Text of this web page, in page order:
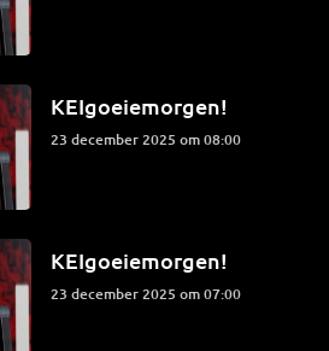
KEIgoeiemorgen!
23 december 2025 om 08:00
KEIgoeiemorgen!
23 december 2025 om 07:00